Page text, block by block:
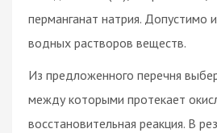
перманганат натрия. Допустимо
водных растворов веществ.
Из предложенного перечня
между которыми протекает
восстановительная реакция. В